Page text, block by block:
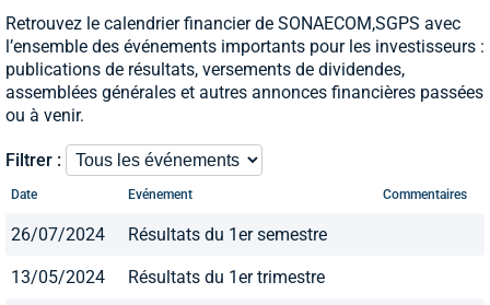
Retrouvez le calendrier financier de SONAECOM,SGPS avec
l’ensemble des événements importants pour les investisseurs :
publications de résultats, versements de dividendes,
assemblées générales et autres annonces financières passées
ou à venir.
Filtrer :
Date Evénement Commentaires
26/07/2024 Résultats du 1er semestre
13/05/2024 Résultats du 1er trimestre